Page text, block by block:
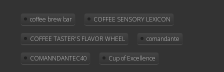
coffee brew bar COFFEE SENSORY LEXICON
COFFEE TASTER'S FLAVOR WHEEL comandante
COMANNDANTEC40 Cup of Excellence